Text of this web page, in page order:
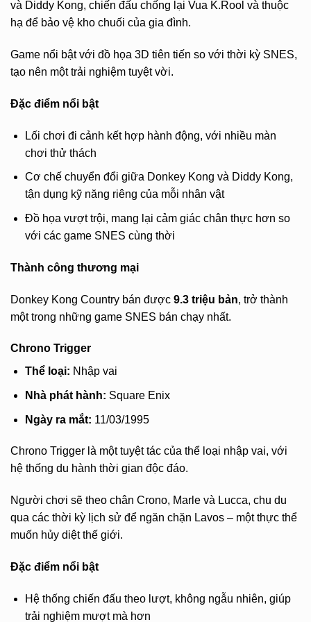
và Diddy Kong, chiến đấu chống lại Vua K.Rool và thuộc
hạ để bảo vệ kho chuối của gia đình.
Game nổi bật với đồ họa 3D tiên tiến so với thời kỳ SNES,
tạo nên một trải nghiệm tuyệt vời.
Đặc điểm nổi bật
Lối chơi đi cảnh kết hợp hành động, với nhiều màn
chơi thử thách
Cơ chế chuyển đổi giữa Donkey Kong và Diddy Kong,
tận dụng kỹ năng riêng của mỗi nhân vật
Đồ họa vượt trội, mang lại cảm giác chân thực hơn so
với các game SNES cùng thời
Thành công thương mại
Donkey Kong Country bán được 9.3 triệu bản, trở thành
một trong những game SNES bán chạy nhất.
Chrono Trigger
Thể loại: Nhập vai
Nhà phát hành: Square Enix
Ngày ra mắt: 11/03/1995
Chrono Trigger là một tuyệt tác của thể loại nhập vai, với
hệ thống du hành thời gian độc đáo.
Người chơi sẽ theo chân Crono, Marle và Lucca, chu du
qua các thời kỳ lịch sử để ngăn chặn Lavos – một thực thể
muốn hủy diệt thế giới.
Đặc điểm nổi bật
Hệ thống chiến đấu theo lượt, không ngẫu nhiên, giúp
trải nghiệm mượt mà hơn